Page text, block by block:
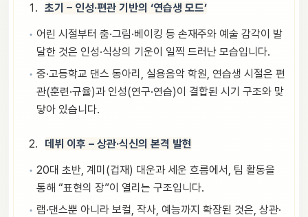
초기 – 인성·편관 기반의 ‘연습생 모드’
어린 시절부터 춤·그림·베이킹 등 손재주와 예술 감각이 발
달한 것은 인성·식상의 기운이 일찍 드러난 모습입니다.
중·고등학교 댄스 동아리, 실용음악 학원, 연습생 시절은 편
관(훈련·규율)과 인성(연구·연습)이 결합된 시기 구조와 맞
닿아 있습니다.
데뷔 이후 – 상관·식신의 본격 발현
20대 초반, 계미(겁재) 대운과 세운 흐름에서, 팀 활동을
통해 “표현의 장”이 열리는 구조입니다.
랩·댄스뿐 아니라 보컬, 작사, 예능까지 확장된 것은, 상관·